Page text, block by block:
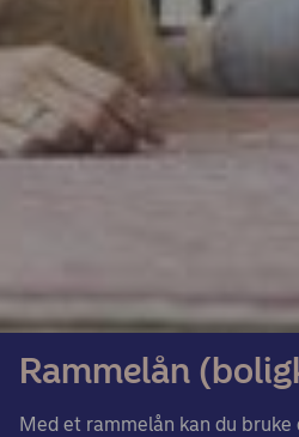
Rammelån
Med et rammelån kan du